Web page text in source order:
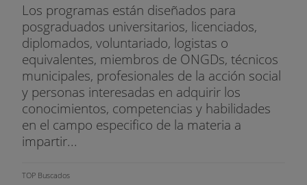
Primario. Análisis de mejora
e. AE5. Diagnosis auditoría energética. Alumbrado.
Público y agua
f. AE6. Subvenciones. Programas informáticos
2. Certificaciones
a. Procedimiento de certificación energética
Los programas están diseñados para
posgraduados universitarios, licenciados,
diplomados, voluntariado, logistas o
equivalentes, miembros de ONGDs, técnicos
municipales, profesionales de la acción social
y personas interesadas en adquirir los
conocimientos, competencias y habilidades
en el campo especifico de la materia a
impartir...
TOP Buscados